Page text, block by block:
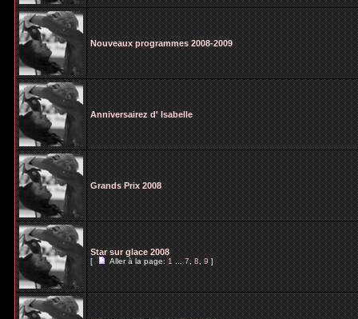
Nouveaux programmes 2008-2009
Anniversairez d' Isabelle
Grands Prix 2008
Star sur glace 2008
[ Aller à la page:1...7,8,9]